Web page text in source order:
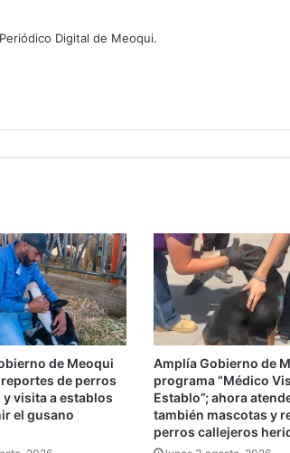
Digital de Meoqui.
de Meoqui
de perros
visita a establos
el gusano
Amplía Gobierno de
programa “Médico
Establo”; ahora
también mascotas y
perros callejeros